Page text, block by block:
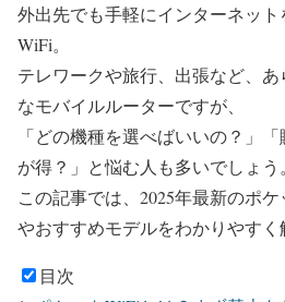
外出先でも手軽にインターネット
WiFi。
テレワークや旅行、出張など、
なモバイルルーターですが、
「どの機種を選べばいいの？」
が得？」と悩む人も多いでしょう。
この記事では、2025年最新のポ
やおすすめモデルをわかりやすく
目次